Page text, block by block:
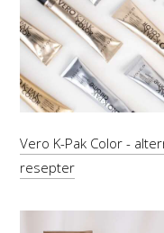
Vero K-Pak Color -
resepter